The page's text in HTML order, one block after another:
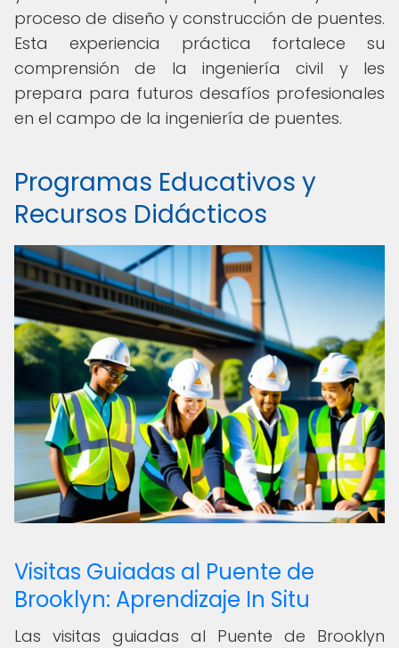
proceso de diseño y construcción de puentes.
Esta experiencia práctica fortalece su
comprensión de la ingeniería civil y les
prepara para futuros desafíos profesionales
en el campo de la ingeniería de puentes.
Programas Educativos y
Recursos Didácticos
Visitas Guiadas al Puente de
Brooklyn: Aprendizaje In Situ
Las visitas guiadas al Puente de Brooklyn